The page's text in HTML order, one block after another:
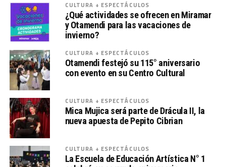
CULTURA + ESPECTÁCULOS
¿Qué actividades se ofrecen en Miramar
y Otamendi para las vacaciones de
invierno?
CULTURA + ESPECTÁCULOS
Otamendi festejó su 115° aniversario
con evento en su Centro Cultural
CULTURA + ESPECTÁCULOS
Mica Mujica será parte de Drácula II, la
nueva apuesta de Pepito Cibrian
CULTURA + ESPECTÁCULOS
La Escuela de Educación Artística N° 1